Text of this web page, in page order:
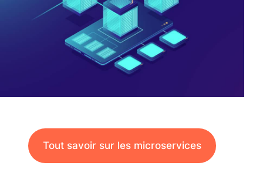
Tout savoir sur les microservices